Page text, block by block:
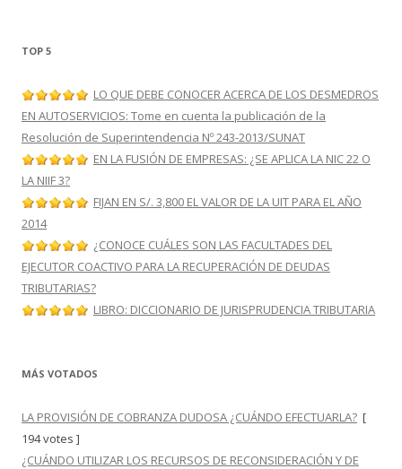
TOP 5
LO QUE DEBE CONOCER ACERCA DE LOS DESMEDROS
EN AUTOSERVICIOS: Tome en cuenta la publicación de la
Resolución de Superintendencia Nº 243-2013/SUNAT
EN LA FUSIÓN DE EMPRESAS: ¿SE APLICA LA NIC 22 O
LA NIIF 3?
FIJAN EN S/. 3,800 EL VALOR DE LA UIT PARA EL AÑO
2014
¿CONOCE CUÁLES SON LAS FACULTADES DEL
EJECUTOR COACTIVO PARA LA RECUPERACIÓN DE DEUDAS
TRIBUTARIAS?
LIBRO: DICCIONARIO DE JURISPRUDENCIA TRIBUTARIA
MÁS VOTADOS
LA PROVISIÓN DE COBRANZA DUDOSA ¿CUÁNDO EFECTUARLA? [
194 votes ]
¿CUÁNDO UTILIZAR LOS RECURSOS DE RECONSIDERACIÓN Y DE